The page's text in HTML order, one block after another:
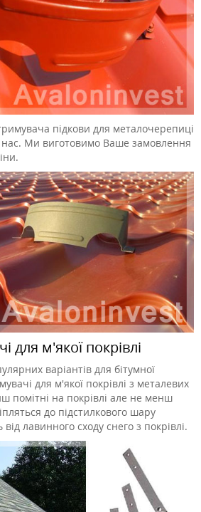
підкови для металочерепиці
Ми виготовимо Ваше замовлення
для м'якої покрівлі
варіантів для бітумної
для м'якої покрівлі з металевих
помітні на покрівлі але не менш
до підстилкового шару
лавинного сходу снего з покрівлі.